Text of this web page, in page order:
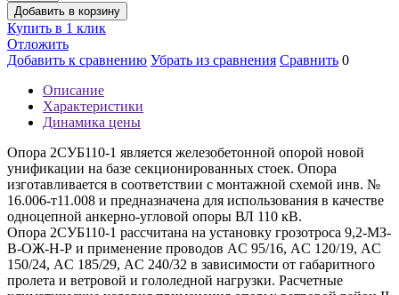
Добавить в корзину
Купить в 1 клик
Отложить
Добавить к сравнению Убрать из сравнения Сравнить 0
Описание
Характеристики
Динамика цены
Опора 2СУБ110-1 является железобетонной опорой новой
унификации на базе секционированных стоек. Опора
изготавливается в соответствии с монтажной схемой инв. №
16.006-т11.008 и предназначена для использования в качестве
одноцепной анкерно-угловой опоры ВЛ 110 кВ.
Опора 2СУБ110-1 рассчитана на установку грозотроса 9,2-МЗ-
В-ОЖ-Н-Р и применение проводов AС 95/16, AС 120/19, AС
150/24, AС 185/29, AС 240/32 в зависимости от габаритного
пролета и ветровой и гололедной нагрузки. Расчетные